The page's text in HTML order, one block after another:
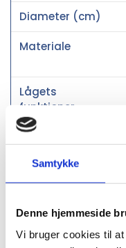
Samtykke
Denne hjemmeside
Vi bruger cookies til
Diameter (cm)
Materiale
Lågets
funktioner
Drikkevare -
funktioner
beregnet til brug
Godkendt til